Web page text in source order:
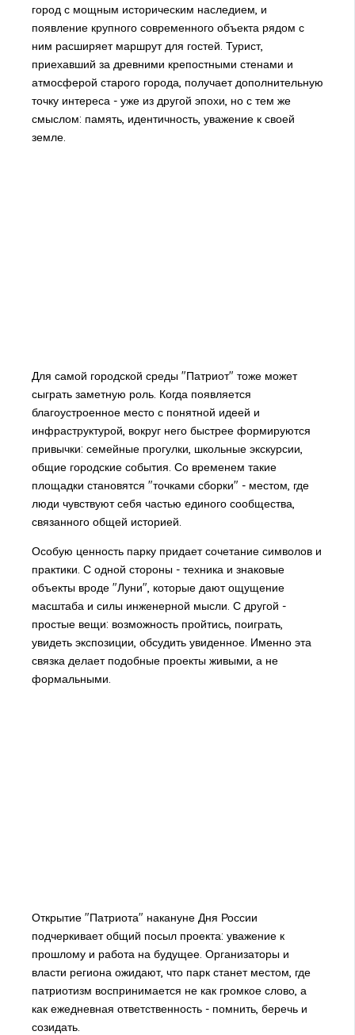
город с мощным историческим наследием, и
появление крупного современного объекта рядом с
ним расширяет маршрут для гостей. Турист,
приехавший за древними крепостными стенами и
атмосферой старого города, получает дополнительную
точку интереса - уже из другой эпохи, но с тем же
смыслом: память, идентичность, уважение к своей
земле.
Для самой городской среды "Патриот" тоже может
сыграть заметную роль. Когда появляется
благоустроенное место с понятной идеей и
инфраструктурой, вокруг него быстрее формируются
привычки: семейные прогулки, школьные экскурсии,
общие городские события. Со временем такие
площадки становятся "точками сборки" - местом, где
люди чувствуют себя частью единого сообщества,
связанного общей историей.
Особую ценность парку придает сочетание символов и
практики. С одной стороны - техника и знаковые
объекты вроде "Луни", которые дают ощущение
масштаба и силы инженерной мысли. С другой -
простые вещи: возможность пройтись, поиграть,
увидеть экспозиции, обсудить увиденное. Именно эта
связка делает подобные проекты живыми, а не
формальными.
Открытие "Патриота" накануне Дня России
подчеркивает общий посыл проекта: уважение к
прошлому и работа на будущее. Организаторы и
власти региона ожидают, что парк станет местом, где
патриотизм воспринимается не как громкое слово, а
как ежедневная ответственность - помнить, беречь и
созидать.